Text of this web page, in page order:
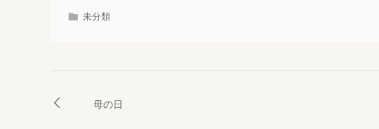
未分類
母の日